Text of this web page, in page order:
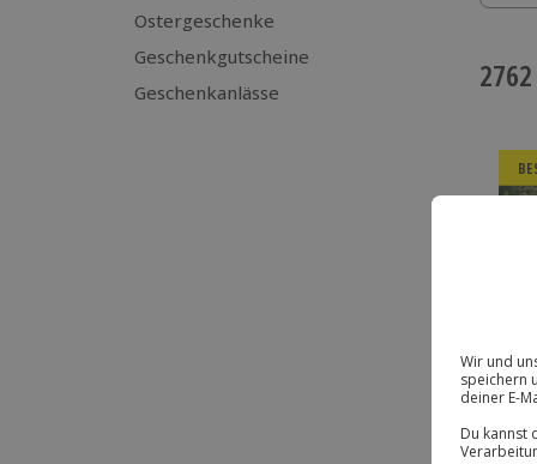
Ostergeschenke
Geschenkgutscheine
Geschenkanlässe
2762